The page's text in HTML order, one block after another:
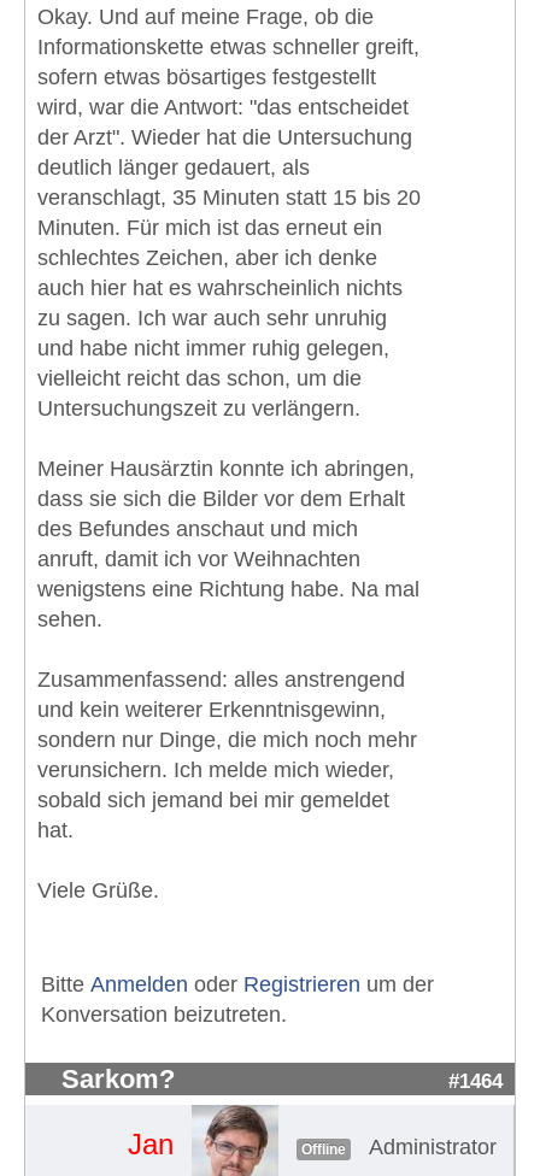
Okay. Und auf meine Frage, ob die
Informationskette etwas schneller greift,
sofern etwas bösartiges festgestellt
wird, war die Antwort: "das entscheidet
der Arzt". Wieder hat die Untersuchung
deutlich länger gedauert, als
veranschlagt, 35 Minuten statt 15 bis 20
Minuten. Für mich ist das erneut ein
schlechtes Zeichen, aber ich denke
auch hier hat es wahrscheinlich nichts
zu sagen. Ich war auch sehr unruhig
und habe nicht immer ruhig gelegen,
vielleicht reicht das schon, um die
Untersuchungszeit zu verlängern.
Meiner Hausärztin konnte ich abringen,
dass sie sich die Bilder vor dem Erhalt
des Befundes anschaut und mich
anruft, damit ich vor Weihnachten
wenigstens eine Richtung habe. Na mal
sehen.
Zusammenfassend: alles anstrengend
und kein weiterer Erkenntnisgewinn,
sondern nur Dinge, die mich noch mehr
verunsichern. Ich melde mich wieder,
sobald sich jemand bei mir gemeldet
hat.
Viele Grüße.
Bitte Anmelden oder Registrieren um der
Konversation beizutreten.
Sarkom? #1464
Jan Offline Administrator